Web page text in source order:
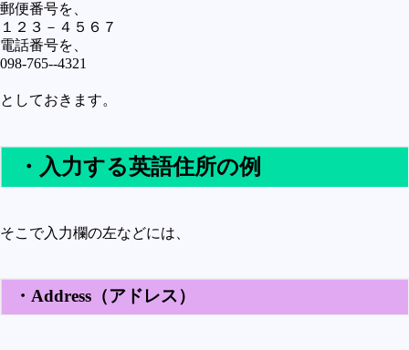
プログラミング(JavaScript)
郵便番号を、
１２３－４５６７
電話番号を、
098-765--4321
としておきます。
・入力する英語住所の例
そこで入力欄の左などには、
・Address（アドレス）